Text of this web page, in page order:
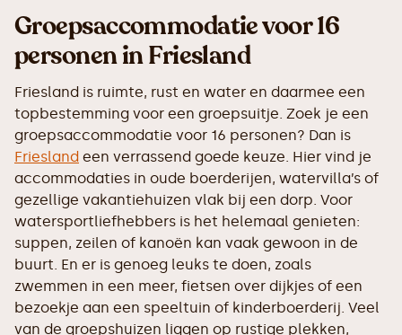
Groepsaccommodatie voor 16
personen in Friesland
Friesland is ruimte, rust en water en daarmee een
topbestemming voor een groepsuitje. Zoek je een
groepsaccommodatie voor 16 personen? Dan is
Friesland een verrassend goede keuze. Hier vind je
accommodaties in oude boerderijen, watervilla’s of
gezellige vakantiehuizen vlak bij een dorp. Voor
watersportliefhebbers is het helemaal genieten:
suppen, zeilen of kanoën kan vaak gewoon in de
buurt. En er is genoeg leuks te doen, zoals
zwemmen in een meer, fietsen over dijkjes of een
bezoekje aan een speeltuin of kinderboerderij. Veel
van de groepshuizen liggen op rustige plekken,